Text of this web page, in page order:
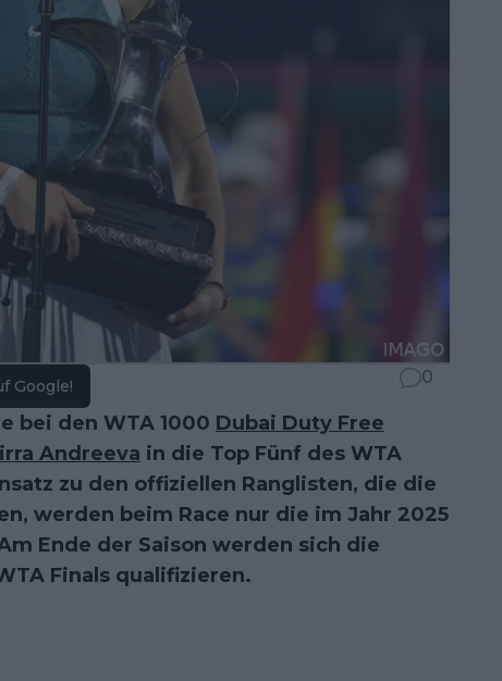
Google! 0
bei den WTA 1000 Dubai Duty Free
Andreeva in die Top Fünf des WTA
zu den offiziellen Ranglisten, die die
werden beim Race nur die im Jahr 2025
Ende der Saison werden sich die
Finals qualifizieren.